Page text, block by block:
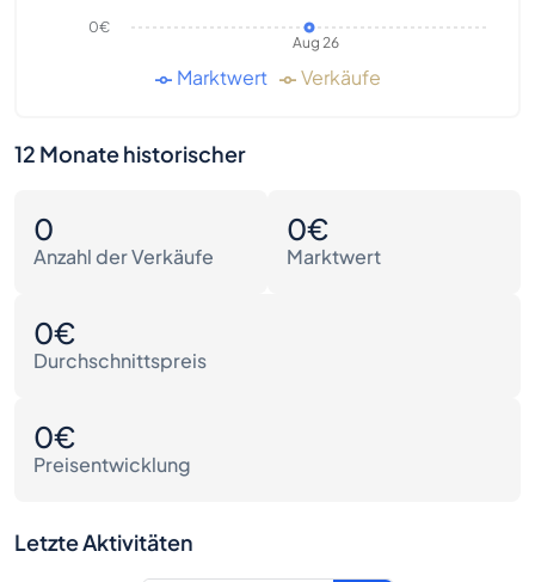
Aug 26
0€
Marktwert Verkäufe
12 Monate historischer
0
Anzahl der Verkäufe
0€
Marktwert
0€
Durchschnittspreis
0€
Preisentwicklung
Letzte Aktivitäten